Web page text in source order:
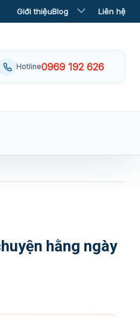
Giới thiệuBlog Liên hệ
Hotline0969 192 626
hằng ngày